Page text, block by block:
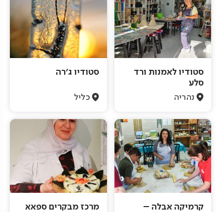
סטודיו לאמנות ורד
סלע
נהריה
סטודיו ג'רה
כליל
קרמיקה אבלה –
מרכז מבקרים ספאא